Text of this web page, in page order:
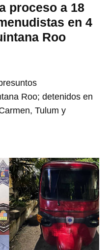
proceso a 18
en 4
Roo
Roo; detenidos en
Tulum y